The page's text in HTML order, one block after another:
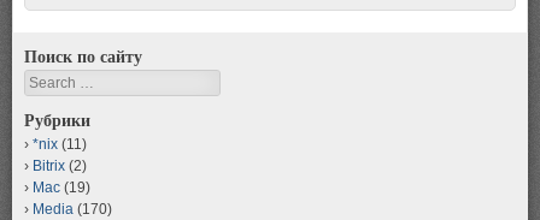
Поиск по сайту
Search
Рубрики
*nix (11)
Bitrix (2)
Mac (19)
Media (170)